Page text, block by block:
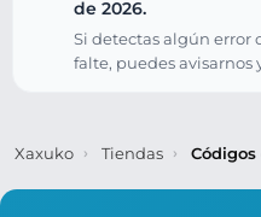
de 2026.
Si detectas algún error
falte, puedes avisarnos
Xaxuko Tiendas